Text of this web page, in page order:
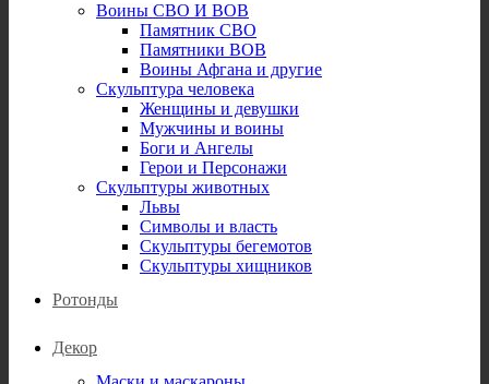
Воины СВО И ВОВ
Памятник СВО
Памятники ВОВ
Воины Афгана и другие
Скульптура человека
Женщины и девушки
Мужчины и воины
Боги и Ангелы
Герои и Персонажи
Скульптуры животных
Львы
Символы и власть
Скульптуры бегемотов
Скульптуры хищников
Ротонды
Декор